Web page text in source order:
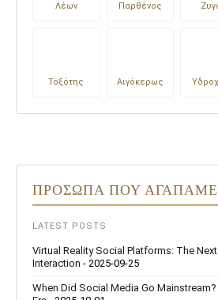
Λέων Παρθένος
Τοξότης Αιγόκερως
ΠΡΟΣΩΠΑ ΠΟΥ ΑΓΑΠΑΜΕ
LATEST POSTS
Virtual Reality Social Platforms: The
Interaction - 2025-09-25
When Did Social Media Go